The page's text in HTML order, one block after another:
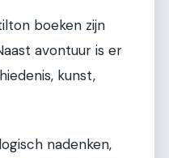
boeken zijn
avontuur is er
kunst,
nadenken,